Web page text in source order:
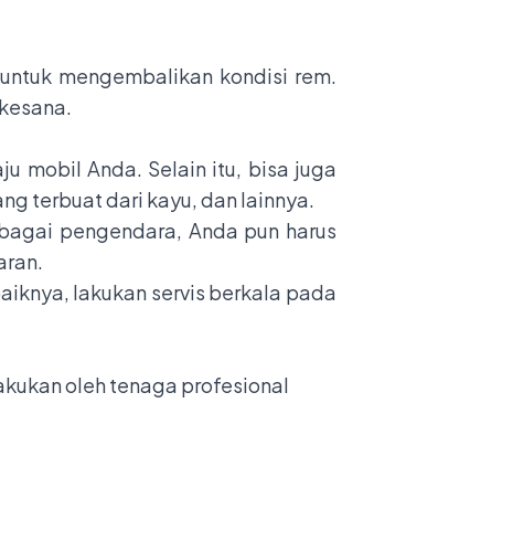
mengembalikan kondisi rem.
mobil Anda. Selain itu, bisa juga
terbuat dari kayu, dan lainnya.
pengendara, Anda pun harus
lakukan servis berkala pada
oleh tenaga profesional